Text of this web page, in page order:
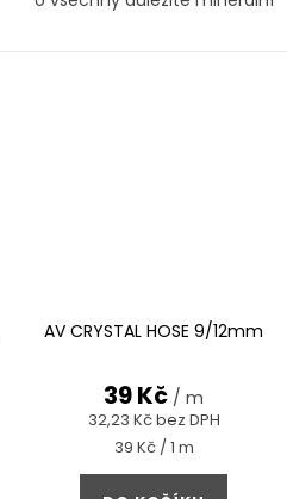
AV CRYSTAL HOSE 9/12mm
32,23 Kč bez DPH
39 Kč / m
Měrná
cena:
39 Kč / 1 m